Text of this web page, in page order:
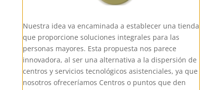
Nuestra idea va encaminada a establecer una tienda
que proporcione soluciones integrales para las
personas mayores. Esta propuesta nos parece
innovadora, al ser una alternativa a la dispersión de
centros y servicios tecnológicos asistenciales, ya que
nosotros ofreceríamos Centros o puntos que den